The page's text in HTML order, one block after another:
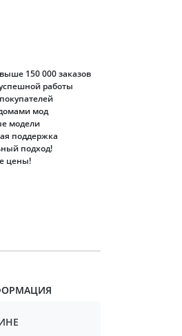
150 000 заказов
работы
мод
модели
поддержка
подход!
цены!